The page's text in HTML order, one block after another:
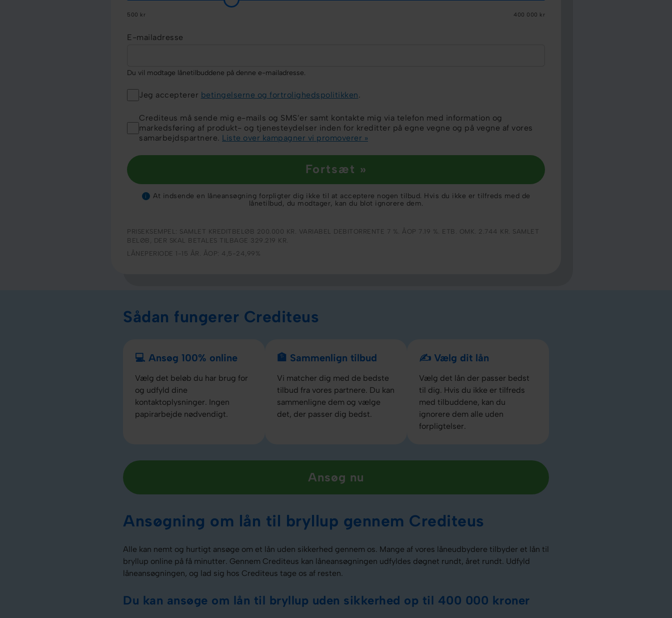
500 kr 400 000 kr
E-mailadresse
Du vil modtage lånetilbuddene på denne e-mailadresse.
Jeg accepterer betingelserne og fortrolighedspolitikken.
Crediteus må sende mig e-mails og SMS’er samt kontakte mig via telefon med information og
markedsføring af produkt- og tjenesteydelser inden for kreditter på egne vegne og på vegne af vores
samarbejdspartnere. Liste over kampagner vi promoverer »
Fortsæt »
i
At indsende en låneansøgning forpligter dig ikke til at acceptere nogen tilbud. Hvis du ikke er tilfreds med de
lånetilbud, du modtager, kan du blot ignorere dem.
PRISEKSEMPEL: SAMLET KREDITBELØB 200.000 KR. VARIABEL DEBITORRENTE 7 %. ÅOP 7.19 %. ETB. OMK. 2.744 KR. SAMLET
BELØB, DER SKAL BETALES TILBAGE 329.219 KR.
LÅNEPERIODE 1-15 ÅR. ÅOP: 4,5-24,99%
Sådan fungerer Crediteus
💻 Ansøg 100% online
Vælg det beløb du har brug for
og udfyld dine
kontaktoplysninger. Ingen
papirarbejde nødvendigt.
🏦 Sammenlign tilbud
Vi matcher dig med de bedste
tilbud fra vores partnere. Du kan
sammenligne dem og vælge
det, der passer dig bedst.
✍️ Vælg dit lån
Vælg det lån der passer bedst
til dig. Hvis du ikke er tilfreds
med tilbuddene, kan du
ignorere dem alle uden
forpligtelser.
Ansøg nu
Ansøgning om lån til bryllup gennem Crediteus
Alle kan nemt og hurtigt ansøge om et lån uden sikkerhed gennem os. Mange af vores låneudbydere tilbyder et lån til
bryllup online på få minutter. Gennem Crediteus kan låneansøgningen udfyldes døgnet rundt, året rundt. Udfyld
låneansøgningen, og lad sig hos Crediteus tage os af resten.
Du kan ansøge om lån til bryllup uden sikkerhed op til 400 000 kroner